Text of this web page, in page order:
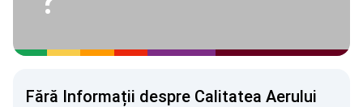
Fără Informații despre Calitatea Aerului